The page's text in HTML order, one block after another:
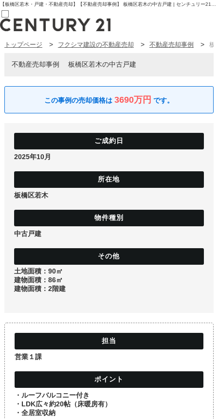
売買部
賃貸部
お気に入り物件一覧
物件を探す
条件から探す
学区から探す
住宅ローン控除シミュレータ
新築戸建て
マンション
トップページ フクシマ建設の不動産売却 不動産売却事例 板
不動産売却事例 板橋区若木の中古戸建
3690万円
2025年10月
板橋区若木
中古戸建
土地面積：90㎡
建物面積：86㎡
建物面積：2階建
営業１課
・ルーフバルコニー付き
・LDK広々約20帖（床暖房有）
・全居室収納